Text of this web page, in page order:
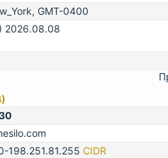
GMT-0400
2026.08.08
198.251.81.255 CIDR